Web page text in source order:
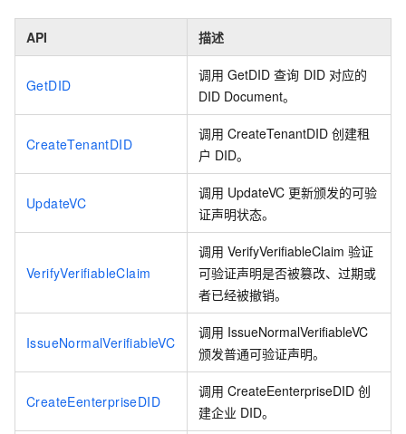
API 描述
GetDID
调用 GetDID 查询 DID 对应的
DID Document。
CreateTenantDID
调用 CreateTenantDID 创建租
户 DID。
UpdateVC
调用 UpdateVC 更新颁发的可验
证声明状态。
VerifyVerifiableClaim
调用 VerifyVerifiableClaim 验证
可验证声明是否被篡改、过期或
者已经被撤销。
IssueNormalVerifiableVC
调用 IssueNormalVerifiableVC
颁发普通可验证声明。
CreateEenterpriseDID
调用 CreateEenterpriseDID 创
建企业 DID。